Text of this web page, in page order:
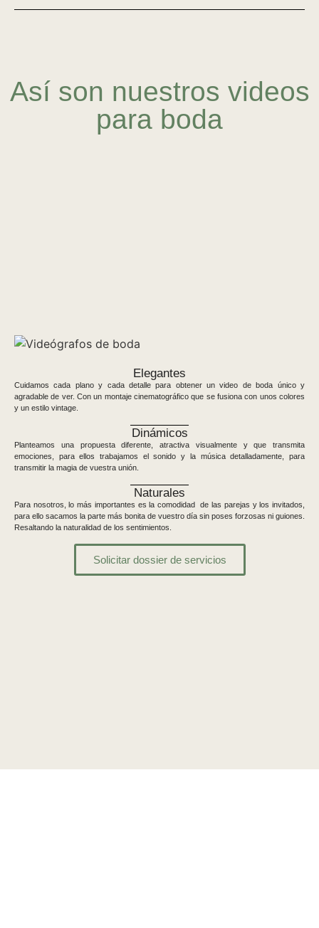
Así son nuestros videos
para boda
Elegantes
Cuidamos cada plano y cada detalle para obtener un video de boda único y
agradable de ver. Con un montaje cinematográfico que se fusiona con unos colores
y un estilo vintage.
Dinámicos
Planteamos una propuesta diferente, atractiva visualmente y que transmita
emociones, para ellos trabajamos el sonido y la música detalladamente, para
transmitir la magia de vuestra unión.
Naturales
Para nosotros, lo más importantes es la comodidad de las parejas y los invitados,
para ello sacamos la parte más bonita de vuestro día sin poses forzosas ni guiones.
Resaltando la naturalidad de los sentimientos.
Solicitar dossier de servicios